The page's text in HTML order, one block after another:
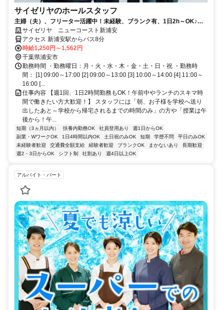
サイゼリヤのホールスタッフ
主婦（夫）、フリーター活躍中！未経験、ブランク有、1日2h～OK♪み
んな仲良くチームでお仕事★
サイゼリヤ ニューコースト新浦安
アクセス 新浦安駅からバス8分
時給1,250円～1,562円
千葉県浦安市
勤務時間 ・勤務曜日：月・火・水・木・金・土・日・祝 ・勤務時
間： [1] 09:00～17:00 [2] 09:00～13:00 [3] 10:00～14:00 [4] 11:00～
16:00 [...
仕事内容 【週1回、1日2時間勤務もOK！午前中やランチのスキマ時
間で働きたい方大歓迎！】 スタッフには「朝、お子様を学校へ送り
出したあと～学校から帰宅されるまでの時間のみ」の方や「授業は午
後から！午...
短期（3ヵ月以内） 扶養内勤務OK 社員登用あり
週1日からOK
副業・WワークOK
1日4時間以内OK 土日祝のみOK 短期 学歴不問
平日のみOK
未経験者歓迎
交通費全額支給 経験者歓迎 ブランクOK まかないあり
長期歓迎
週2・3日からOK
シフト制 社割あり 週4日以上OK
アルバイト・パート